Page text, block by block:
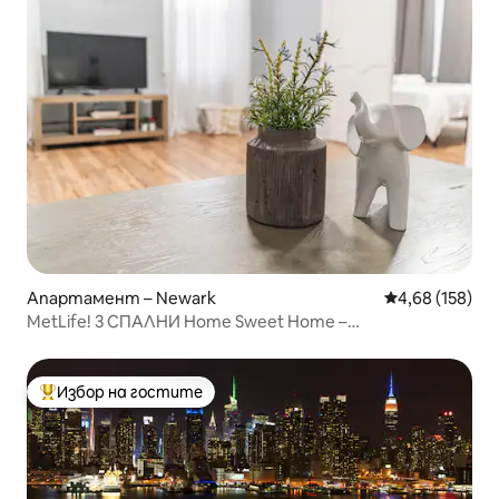
Апартамент – Newark Средна
4,68 (158)
MetLife! 3 СПАЛНИ Home Sweet Home –
Най-популярен избор на гостите
Избор на гостите